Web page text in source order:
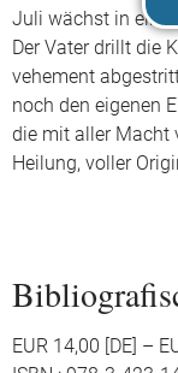
Juli wächst in
Der Vater drillt die
vehement
noch den eigenen
die mit aller Macht
Heilung, voller
EUR 14,00 [DE] –